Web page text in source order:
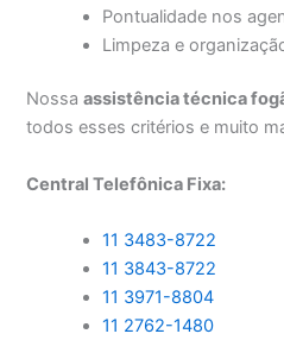
Pontualidade nos
Limpeza e
Nossaassistência técnica
todos esses critérios e muito
Central Telefônica Fixa:
11 3483-8722
11 3843-8722
11 3971-8804
11 2762-1480